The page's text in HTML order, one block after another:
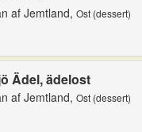
af Jemtland, Ost (dessert)
Ädel, ädelost
af Jemtland, Ost (dessert)